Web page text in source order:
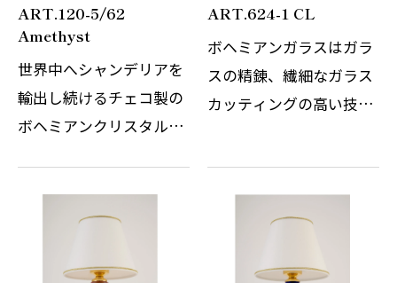
ART.120-5/62
Amethyst
世界中へシャンデリアを
輸出し続けるチェコ製の
ボヘミアンクリスタルシ
トの技術はまさに職人の
光の屈折と反射を考慮し
ART.624-1 CL
ボヘミアンガラスはガラ
スの精錬、繊細なガラス
カッティングの高い技術
伝統的なこちらのテーブ
統切子ガラス…